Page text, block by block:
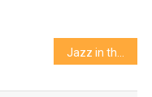
Jazz in the Park 2026 anunță noi artiști: câștigătoarea Grammy, Arooj Aftab și Ghost-Note